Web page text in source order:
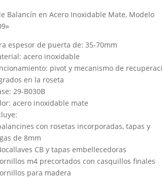
$82.637.
Balancín en Acero Inoxidable Mate, Modelo
espesor de puerta de: 35-70mm
acero inoxidable
pivot y mecanismo de
en la roseta
29-B030B
acero inoxidable mate
con rosetas incorporadas, tapas y
de 8mm
CB y tapas embellecedoras
m4 precortados con casquillos finales
para madera